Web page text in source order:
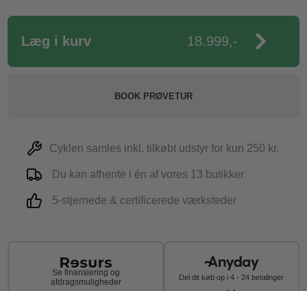
Læg i kurv 18.999,-
BOOK PRØVETUR
Cyklen samles inkl. tilkøbt udstyr for kun 250 kr.
Du kan afhente i én af vores 13 butikker
5-stjernede & certificerede værksteder
Se finansiering og
afdragsmuligheder
Del dit køb op i 4 - 24 betalinger